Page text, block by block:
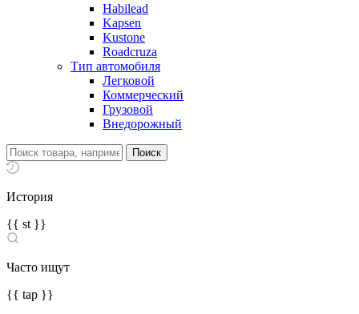
Habilead
Kapsen
Kustone
Roadcruza
Тип автомобиля
Легковой
Коммерческий
Грузовой
Внедорожный
История
{{ st }}
Часто ищут
{{ tap }}